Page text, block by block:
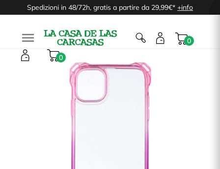
Spedizioni in 48/72h, gratis a partire da 29,99€* +info

0
0